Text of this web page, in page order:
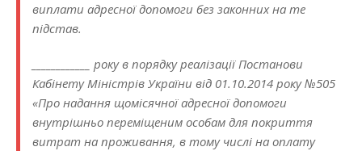
виплати адресної допомоги без законних на те
підстав.
____________ року в порядку реалізації Постанови
Кабінету Міністрів України від 01.10.2014 року №505
«Про надання щомісячної адресної допомоги
внутрішньо переміщеним особам для покриття
витрат на проживання, в тому числі на оплату